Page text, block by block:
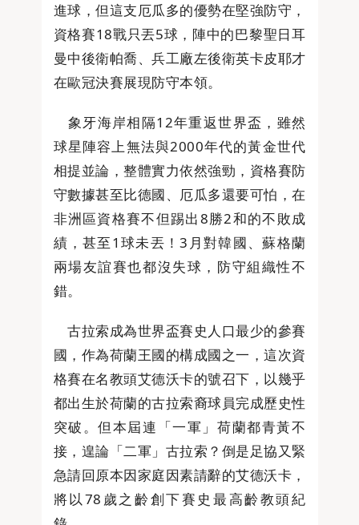
進球，但這支厄瓜多的優勢在堅強防守，
資格賽18戰只丟5球，陣中的巴黎聖日耳
曼中後衛帕喬、兵工廠左後衛英卡皮耶才
在歐冠決賽展現防守本領。
象牙海岸相隔12年重返世界盃，雖然
球星陣容上無法與2000年代的黃金世代
相提並論，整體實力依然強勁，資格賽防
守數據甚至比德國、厄瓜多還要可怕，在
非洲區資格賽不但踢出8勝2和的不敗成
績，甚至1球未丟！3月對韓國、蘇格蘭
兩場友誼賽也都沒失球，防守組織性不
錯。
古拉索成為世界盃賽史人口最少的參賽
國，作為荷蘭王國的構成國之一，這次資
格賽在名教頭艾德沃卡的號召下，以幾乎
都出生於荷蘭的古拉索裔球員完成歷史性
突破。但本屆連「一軍」荷蘭都青黃不
接，遑論「二軍」古拉索？倒是足協又緊
急請回原本因家庭因素請辭的艾德沃卡，
將以78歲之齡創下賽史最高齡教頭紀